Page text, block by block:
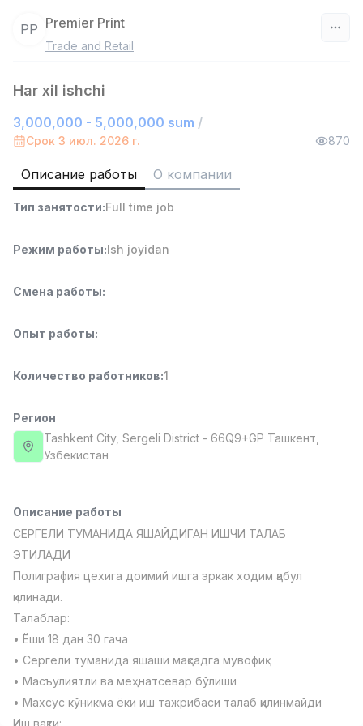
Руководитель отдела продаж
ASIAN
Full time job
Ish joyidan
4,280,000 sum/
Продавец-консультант
3,000,000 - 6,000,000 sum
Full time job
Ish joyidan
Повар фастфуда
2,600,000 - 5,000,000 sum/
LES AILES
Фармацевт
3,000,000 - 10,000,000 sum/
Full time job
Договорная
LION_ESTATE
Full time job
Ish joyidan
Оператор колл-центра
Договорная
Новая
PP Premier Print
Trade and Retail
Har xil ishchi
3,000,000 - 5,000,000 sum /
Срок 3 июл. 2026 г. 870
Описание работы О компании
Тип занятости:Full time job
Режим работы:Ish joyidan
Смена работы:
Опыт работы:
Количество работников:1
Регион
Tashkent City, Sergeli District - 66Q9+GP Ташкент,
Узбекистан
Описание работы
СЕРГЕЛИ ТУМАНИДА ЯШАЙДИГАН ИШЧИ ТАЛАБ
ЭТИЛАДИ
Полиграфия цехига доимий ишга эркак ходим қабул
қилинади.
Талаблар:
• Ёши 18 дан 30 гача
• Сергели туманида яшаши мақсадга мувофиқ
• Масъулиятли ва меҳнатсевар бўлиши
• Махсус кўникма ёки иш тажрибаси талаб қилинмайди
Иш вақти:
Вакансии Категории Компании Профиль